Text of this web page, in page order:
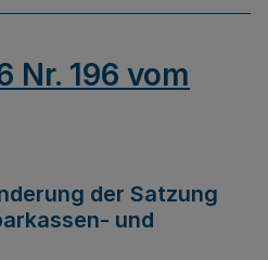
Nr. 196 vom
der Satzung
und